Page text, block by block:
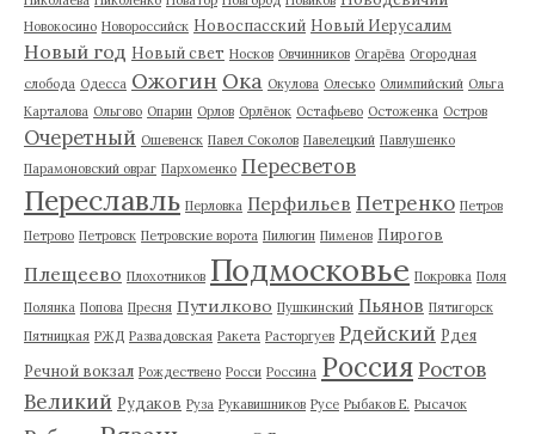
Новокосино Новороссийск Новоспасский Новый Иерусалим
Новый год Новый свет Носков Овчинников Огарёва Огородная
слобода Одесса Ожогин Ока Окулова Олесько Олимпийский Ольга
Карталова Ольгово Опарин Орлов Орлёнок Остафьево Остоженка Остров
Очеретный Ошевенск Павел Соколов Павелецкий Павлушенко
Парамоновский овраг Пархоменко Пересветов
Переславль Перловка Перфильев Петренко Петров
Петрово Петровск Петровские ворота Пилюгин Пименов Пирогов
Плещеево Плохотников Подмосковье Покровка Поля
Полянка Попова Пресня Путилково Пушкинский Пьянов Пятигорск
Пятницкая РЖД Развадовская Ракета Расторгуев Рдейский Рдея
Речной вокзал Рождествено Росси Россина Россия Ростов
Великий Рудаков Руза Рукавишников Русе Рыбаков Е. Рысачок